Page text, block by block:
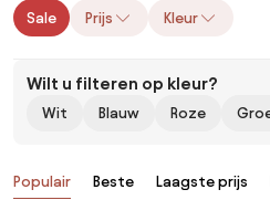
Sale Prijs Kleur
Wilt u filteren op kleur?
Wit
Blauw Roze
Producten
Populair Beste Laagste prijs